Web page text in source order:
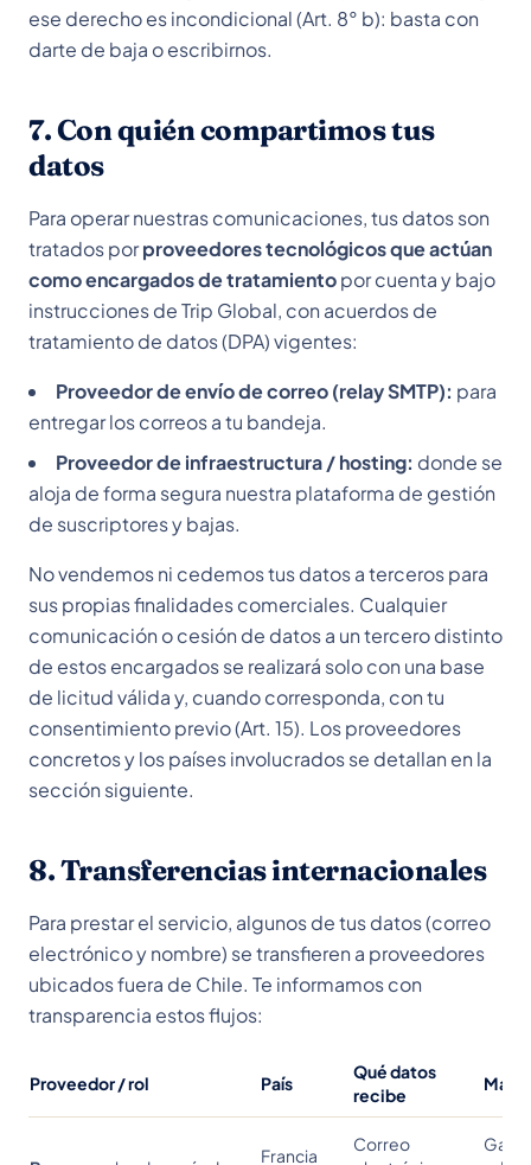
ese derecho es incondicional (Art. 8° b): basta con
darte de baja o escribirnos.
7. Con quién compartimos tus
datos
Para operar nuestras comunicaciones, tus datos son
tratados porproveedores tecnológicos que actúan
como encargados de tratamientopor cuenta y bajo
instrucciones de Trip Global, con acuerdos de
tratamiento de datos (DPA) vigentes:
Proveedor de envío de correo (relay SMTP): para
entregar los correos a tu bandeja.
Proveedor de infraestructura / hosting: donde se
aloja de forma segura nuestra plataforma de gestión
de suscriptores y bajas.
No vendemos ni cedemos tus datos a terceros para
sus propias finalidades comerciales. Cualquier
comunicación o cesión de datos a un tercero distinto
de estos encargados se realizará solo con una base
de licitud válida y, cuando corresponda, con tu
consentimiento previo (Art. 15). Los proveedores
concretos y los países involucrados se detallan en la
sección siguiente.
8. Transferencias internacionales
Para prestar el servicio, algunos de tus datos (correo
electrónico y nombre) se transfieren a proveedores
ubicados fuera de Chile. Te informamos con
transparencia estos flujos:
Proveedor / rol País
Qué datos
recibe
Francia
Correo